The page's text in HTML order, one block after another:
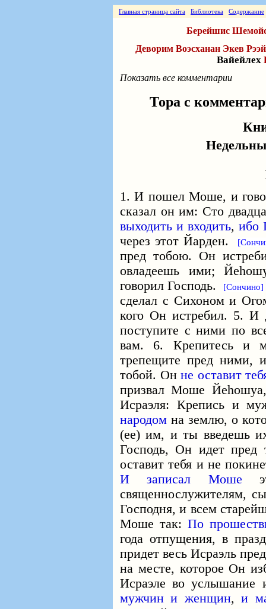
Главная страница сайта Библиотека Содержание
Берейшис
Деворим Воэсханан Экев Рээй
Вайейлех
Показать все комментарии
Тора с
1. И пошел Моше, и
сказал он им: Сто
выходить и входить, ибо
через этот Йарден.
пред тобою. Он
овладеешь ими;
говорил Господь.
[Сончино]
сделал с Сихоном и
кого Он истребил. 5. И
поступите с ними по
вам. 6. Крепитесь и
трепещите пред ними,
тобой. Онне оставит
призвал Моше
Исраэля: Крепись и
народом на землю, о
(ее) им, и ты введешь
Господь, Он идет
оставит тебя и не
И записал Моше
священнослужителям,
Господня, и всем
Моше так: По
года отпущения, в
придет весь Исраэль
на месте, которое Он
Исраэле во
мужчин и женщин,и